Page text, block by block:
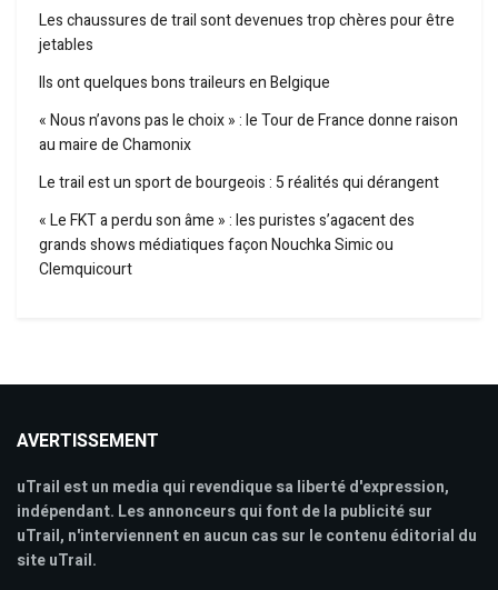
Les chaussures de trail sont devenues trop chères pour être
jetables
Ils ont quelques bons traileurs en Belgique
« Nous n’avons pas le choix » : le Tour de France donne raison
au maire de Chamonix
Le trail est un sport de bourgeois : 5 réalités qui dérangent
« Le FKT a perdu son âme » : les puristes s’agacent des
grands shows médiatiques façon Nouchka Simic ou
Clemquicourt
AVERTISSEMENT
uTrail est un media qui revendique sa liberté d'expression,
indépendant. Les annonceurs qui font de la publicité sur
uTrail, n'interviennent en aucun cas sur le contenu éditorial du
site uTrail.